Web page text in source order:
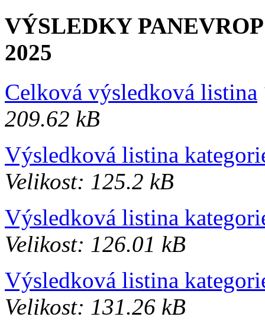
VÝSLEDKY
2025
Celková výsledková listina
209.62 kB
Výsledková listina
Velikost: 125.2 kB
Výsledková listina
Velikost: 126.01 kB
Výsledková listina
Velikost: 131.26 kB